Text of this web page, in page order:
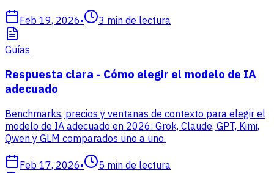
Feb 19, 2026• 3 min de lectura
Guías
Respuesta clara - Cómo elegir el modelo de IA
adecuado
Benchmarks, precios y ventanas de contexto para elegir el
modelo de IA adecuado en 2026: Grok, Claude, GPT, Kimi,
Qwen y GLM comparados uno a uno.
Feb 17, 2026• 5 min de lectura